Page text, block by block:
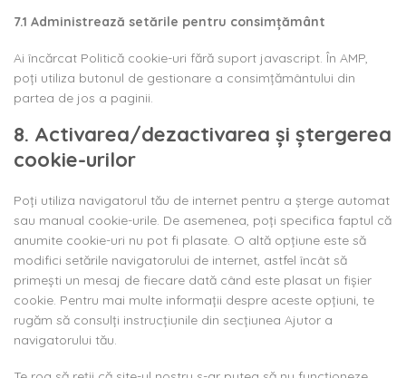
7.1 Administrează setările pentru consimțământ
Ai încărcat Politică cookie-uri fără suport javascript. În AMP,
poți utiliza butonul de gestionare a consimțământului din
partea de jos a paginii.
8. Activarea/dezactivarea și ștergerea
cookie-urilor
Poți utiliza navigatorul tău de internet pentru a șterge automat
sau manual cookie-urile. De asemenea, poți specifica faptul că
anumite cookie-uri nu pot fi plasate. O altă opțiune este să
modifici setările navigatorului de internet, astfel încât să
primești un mesaj de fiecare dată când este plasat un fișier
cookie. Pentru mai multe informații despre aceste opțiuni, te
rugăm să consulți instrucțiunile din secțiunea Ajutor a
navigatorului tău.